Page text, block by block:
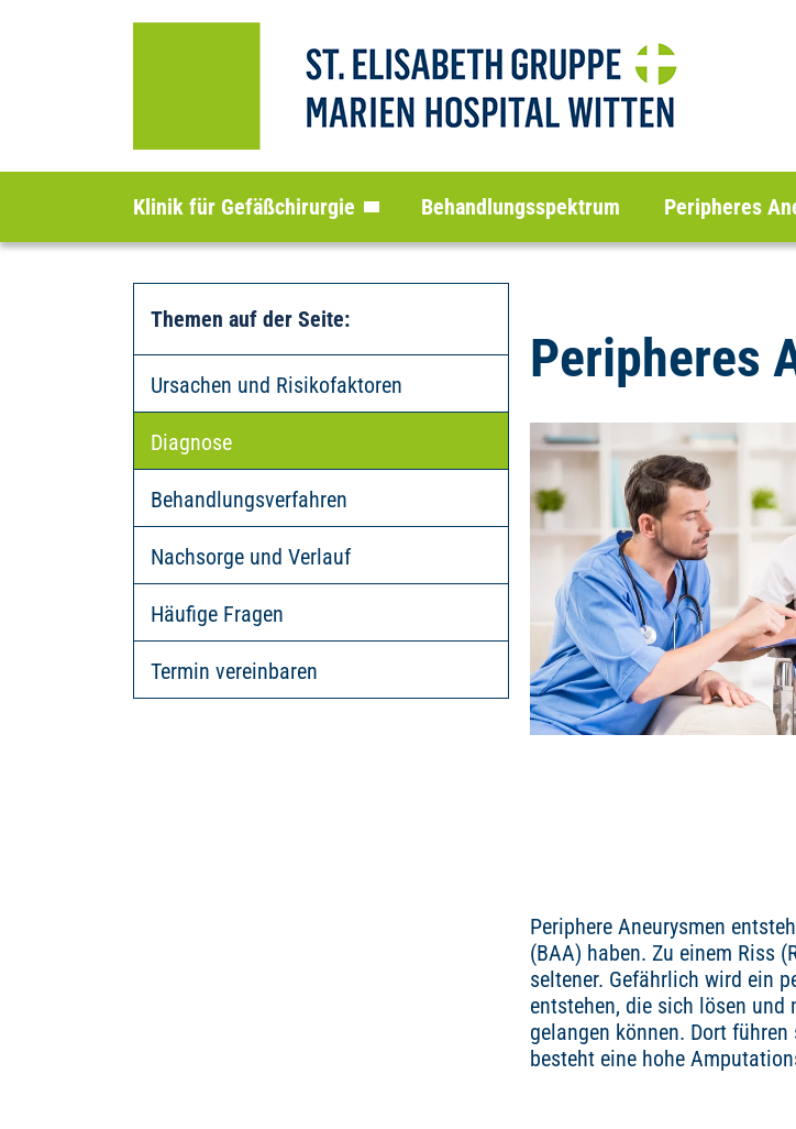
Klinik für Gefäßchirurgie Behandlungsspektrum Peripheres
Themen auf der Seite:
Ursachen und Risikofaktoren
Diagnose
Behandlungsverfahren
Nachsorge und Verlauf
Häufige Fragen
Termin vereinbaren
Peripheres
Periphere Aneurysmen
(BAA) haben. Zu einem Riss
seltener. Gefährlich wird ein
entstehen, die sich lösen und
gelangen können. Dort
besteht eine hohe